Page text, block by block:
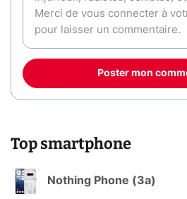
Poster mon
Top smartphone
Nothing Phone (3a)